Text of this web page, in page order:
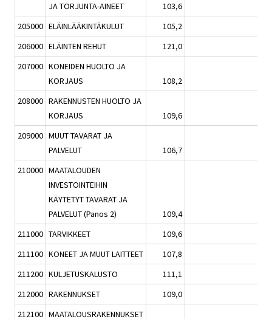
JA TORJUNTA-AINEET
103,6
205000 ELÄINLÄÄKINTÄKULUT 105,2
206000 ELÄINTEN REHUT 121,0
207000 KONEIDEN HUOLTO JA
KORJAUS
108,2
208000 RAKENNUSTEN HUOLTO JA
KORJAUS
109,6
209000 MUUT TAVARAT JA
PALVELUT
106,7
210000 MAATALOUDEN
INVESTOINTEIHIN
KÄYTETYT TAVARAT JA
PALVELUT (Panos 2)
109,4
211000 TARVIKKEET 109,6
211100 KONEET JA MUUT LAITTEET 107,8
211200 KULJETUSKALUSTO 111,1
212000 RAKENNUKSET 109,0
212100 MAATALOUSRAKENNUKSET